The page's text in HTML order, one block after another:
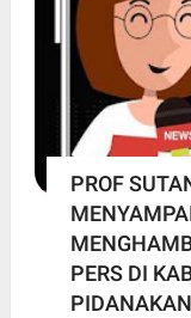
PROF
PERS DI
PIDANAKAN